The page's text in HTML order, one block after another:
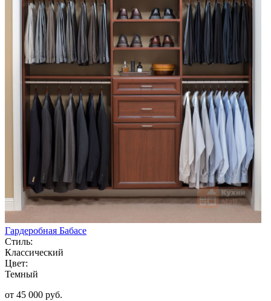
Гардеробная Бабасе
Стиль:
Классический
Цвет:
Темный
от 45 000 руб.